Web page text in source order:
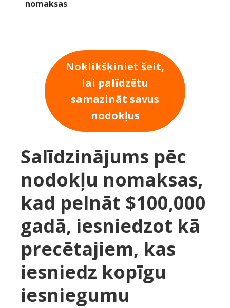
nomaksas
Noklikšķiniet šeit,
lai palīdzētu
samazināt savus
nodokļus
Salīdzinājums pēc
nodokļu nomaksas,
kad pelnāt $100,000
gadā, iesniedzot kā
precētajiem, kas
iesniedz kopīgu
iesniegumu